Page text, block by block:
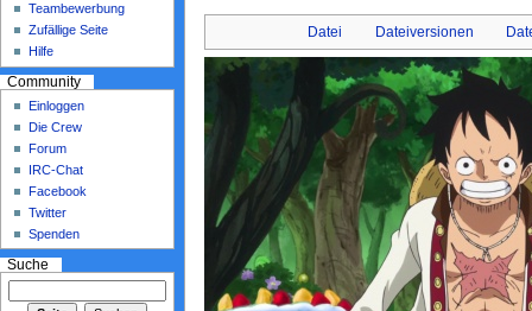
Datei Dateiversionen
Teambewerbung
Zufällige Seite
Hilfe
Community
Einloggen
Die Crew
Forum
IRC-Chat
Facebook
Twitter
Spenden
Suche